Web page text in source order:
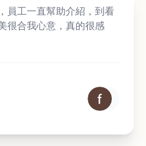
員工一直幫助介紹，到看
很合我心意，真的很感